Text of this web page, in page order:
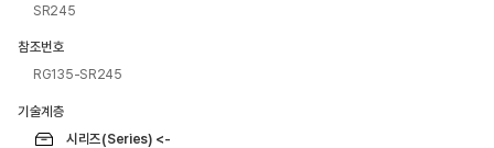
SR245
참조번호
RG135-SR245
기술계층
시리즈(Series) <-